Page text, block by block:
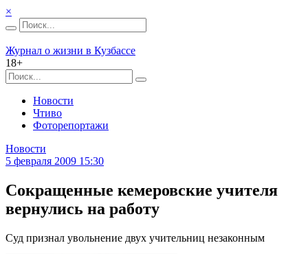
×
Журнал о жизни в Кузбассе
18+
Новости
Чтиво
Фоторепортажи
Новости
5 февраля 2009 15:30
Сокращенные кемеровские учителя
вернулись на работу
Суд признал увольнение двух учительниц незаконным